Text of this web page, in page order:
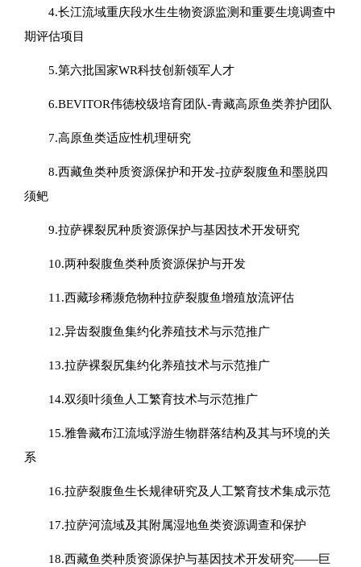
4.长江流域重庆段水生生物资源监测和重要生境调查中
期评估项目
5.第六批国家WR科技创新领军人才
6.BEVITOR伟德校级培育团队-青藏高原鱼类养护团队
7.高原鱼类适应性机理研究
8.西藏鱼类种质资源保护和开发-拉萨裂腹鱼和墨脱四
须鲃
9.拉萨裸裂尻种质资源保护与基因技术开发研究
10.两种裂腹鱼类种质资源保护与开发
11.西藏珍稀濒危物种拉萨裂腹鱼增殖放流评估
12.异齿裂腹鱼集约化养殖技术与示范推广
13.拉萨裸裂尻集约化养殖技术与示范推广
14.双须叶须鱼人工繁育技术与示范推广
15.雅鲁藏布江流域浮游生物群落结构及其与环境的关
系
16.拉萨裂腹鱼生长规律研究及人工繁育技术集成示范
17.拉萨河流域及其附属湿地鱼类资源调查和保护
18.西藏鱼类种质资源保护与基因技术开发研究——巨